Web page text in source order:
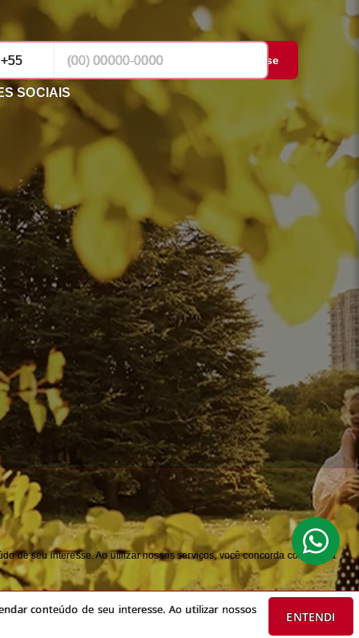
Cadastrar-se
SOCIAIS
de seu interesse. Ao utilizar nossos serviços, você concorda com nossa
conteúdo de seu interesse. Ao utilizar nossos ENTENDI